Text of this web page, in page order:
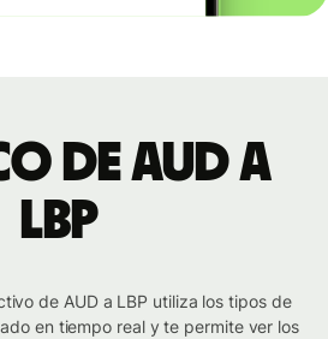
de AUD a
LBP
de AUD a LBP utiliza los tipos de
en tiempo real y te permite ver los